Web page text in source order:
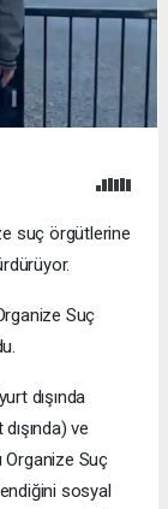
suç örgütlerine
Suç
dışında
ve
Organize Suç
sosyal